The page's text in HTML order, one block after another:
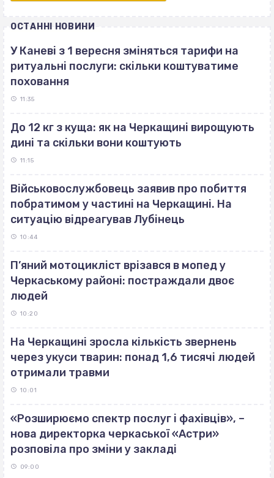
ОСТАННІ НОВИНИ
У Каневі з 1 вересня зміняться тарифи на
ритуальні послуги: скільки коштуватиме
поховання
11:35
До 12 кг з куща: як на Черкащині вирощують
дині та скільки вони коштують
11:15
Військовослужбовець заявив про побиття
побратимом у частині на Черкащині. На
ситуацію відреагував Лубінець
10:44
П’яний мотоцикліст врізався в мопед у
Черкаському районі: постраждали двоє
людей
10:20
На Черкащині зросла кількість звернень
через укуси тварин: понад 1,6 тисячі людей
отримали травми
10:01
«Розширюємо спектр послуг і фахівців», –
нова директорка черкаської «Астри»
розповіла про зміни у закладі
09:00